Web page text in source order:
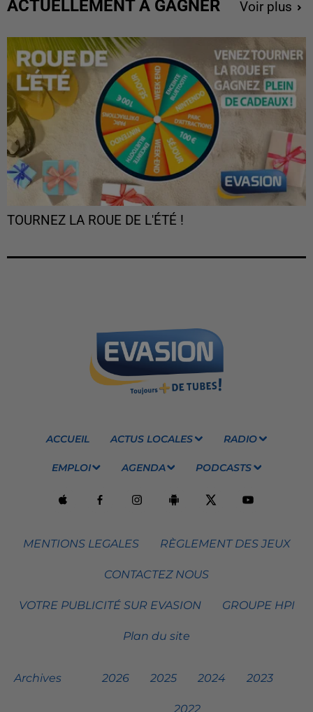
ACTUELLEMENT À GAGNER Voir plus
TOURNEZ LA ROUE DE L'ÉTÉ !
ACCUEIL ACTUS LOCALES RADIO
EMPLOI AGENDA PODCASTS
MENTIONS LEGALES RÈGLEMENT DES JEUX
CONTACTEZ NOUS
VOTRE PUBLICITÉ SUR EVASION GROUPE HPI
Plan du site
Archives 2026 2025 2024 2023
2022